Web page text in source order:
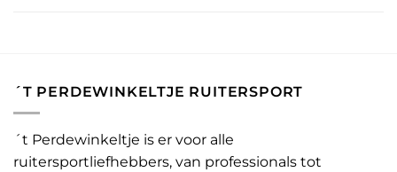
´T PERDEWINKELTJE RUITERSPORT
´t Perdewinkeltje is er voor alle
ruitersportliefhebbers, van professionals tot